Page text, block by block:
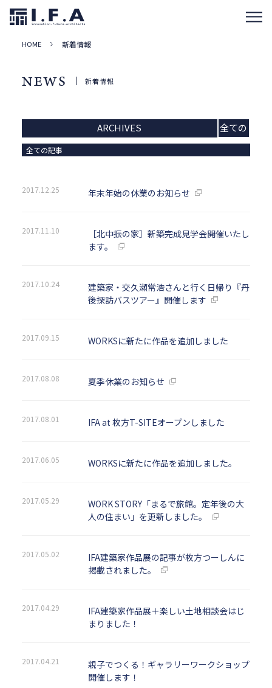
HOME 新着情報
NEWS 新着情報
ARCHIVES
全ての
記事
全ての記事
2017.12.25 年末年始の休業のお知らせ
2017.11.10
［北中振の家］新築完成見学会開催いたし
ます。
2017.10.24
建築家・交久瀬常浩さんと行く日帰り『丹
後探訪バスツアー』開催します
2017.09.15 WORKSに新たに作品を追加しました
2017.08.08 夏季休業のお知らせ
2017.08.01 IFA at 枚方T-SITEオープンしました
2017.06.05 WORKSに新たに作品を追加しました。
2017.05.29
WORK STORY「まるで旅館。定年後の大
人の住まい」を更新しました。
2017.05.02
IFA建築家作品展の記事が枚方つーしんに
掲載されました。
2017.04.29
IFA建築家作品展＋楽しい土地相談会はじ
まりました！
2017.04.21
親子でつくる！ギャラリーワークショップ
開催します！